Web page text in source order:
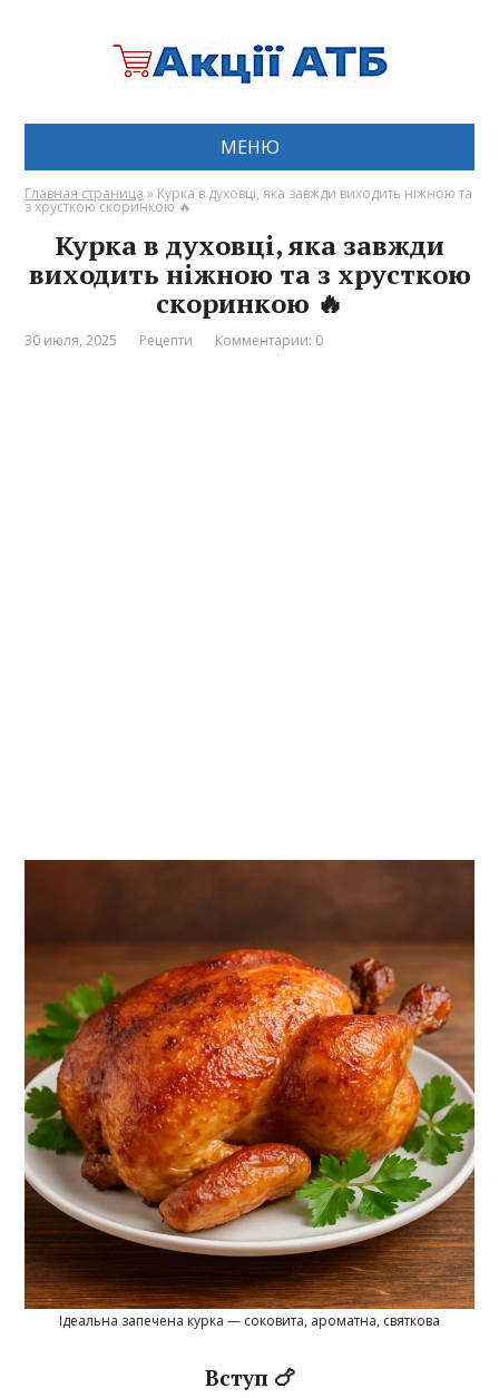
МЕНЮ
Главная страница » Курка в духовці, яка завжди виходить ніжною та
з хрусткою скоринкою 🔥
Курка в духовці, яка завжди
виходить ніжною та з хрусткою
скоринкою 🔥
30 июля, 2025 Рецепти Комментарии: 0
Ідеальна запечена курка — соковита, ароматна, святкова
Вступ 🍗